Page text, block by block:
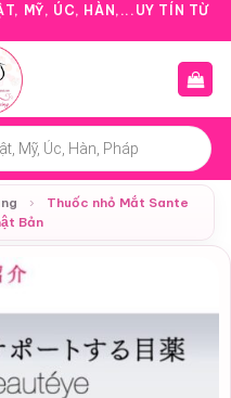
MỸ, ÚC, HÀN,...UY TÍN TỪ
›
Thuốc nhỏ Mắt Sante
Bản